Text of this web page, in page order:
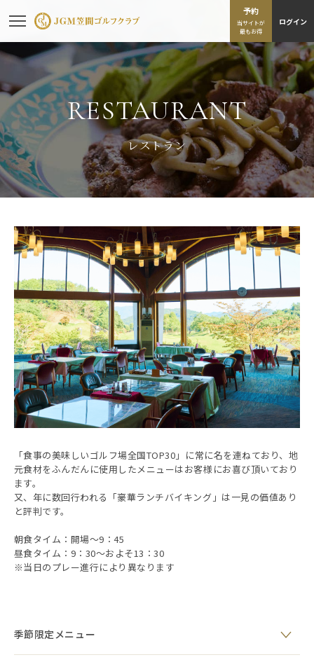
予約
当サイトが
最もお得
ログイン
RESTAURANT
レストラン
「食事の美味しいゴルフ場全国TOP30」に常に名を連ねており、地
元食材をふんだんに使用したメニューはお客様にお喜び頂いており
ます。
又、年に数回行われる「豪華ランチバイキング」は一見の価値あり
と評判です。
朝食タイム：開場～9：45
昼食タイム：9：30～およそ13：30
※当日のプレー進行により異なります
季節限定メニュー